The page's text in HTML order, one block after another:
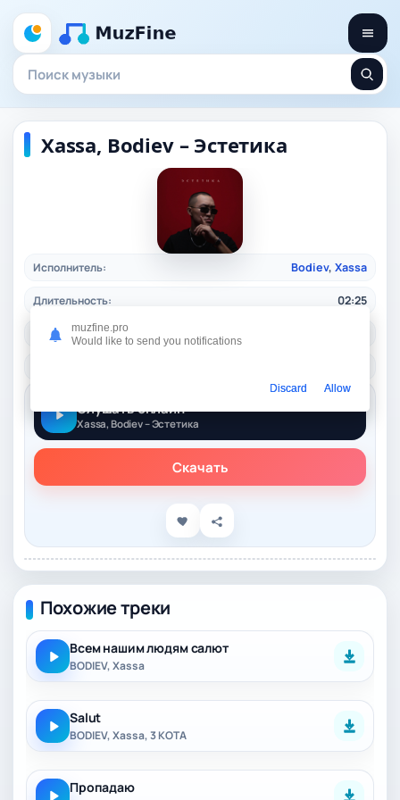
Xassa, Bodiev – Эстетика
Исполнитель: Bodiev, Xassa
Длительность: 02:25
Качество:
Слушать онлайн
Xassa, Bodiev – Эстетика
Скачать
Похожие треки
Всем нашим людям салют
BODIEV, Xassa
Salut
BODIEV, Xassa, 3 КОТА
Пропадаю
muzfine.pro
Would like to send you notifications
Discard Allow